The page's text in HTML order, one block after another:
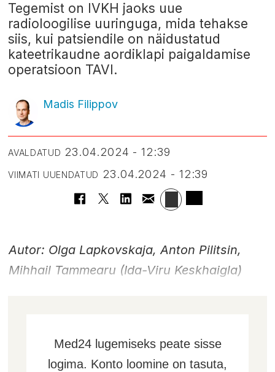
Tegemist on IVKH jaoks uue
radioloogilise uuringuga, mida tehakse
siis, kui patsiendile on näidustatud
kateetrikaudne aordiklapi paigaldamise
operatsioon TAVI.
Madis Filippov
AVALDATUD 23.04.2024 - 12:39
VIIMATI UUENDATUD 23.04.2024 - 12:39
Autor: Olga Lapkovskaja, Anton Pilitsin,
Mihhail Tammearu (Ida-Viru Keskhaigla)
Med24 lugemiseks peate sisse
logima. Konto loomine on tasuta,